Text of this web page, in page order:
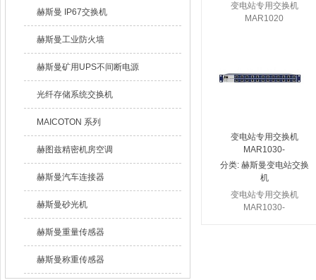
变电站专用交换机
MAR1020
变电站专用交换机
MAR1030-
分类: 赫斯曼变电站交换
机
变电站专用交换机
MAR1030-
赫斯曼 IP67交换机
赫斯曼工业防火墙
赫斯曼矿用UPS不间断电源
光纤存储系统交换机
MAICOTON 系列
赫图兹精密机房空调
赫斯曼汽车连接器
赫斯曼砂光机
赫斯曼重量传感器
赫斯曼称重传感器